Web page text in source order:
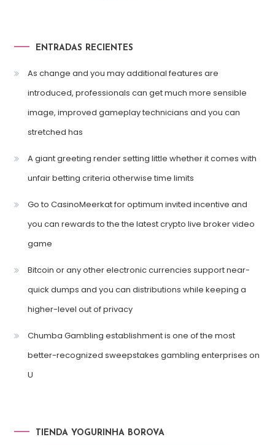
ENTRADAS RECIENTES
As change and you may additional features are
introduced, professionals can get much more sensible
image, improved gameplay technicians and you can
stretched has
A giant greeting render setting little whether it comes with
unfair betting criteria otherwise time limits
Go to CasinoMeerkat for optimum invited incentive and
you can rewards to the the latest crypto live broker video
game
Bitcoin or any other electronic currencies support near-
quick dumps and you can distributions while keeping a
higher-level out of privacy
Chumba Gambling establishment is one of the most
better-recognized sweepstakes gambling enterprises on
U
TIENDA YOGURINHA BOROVA